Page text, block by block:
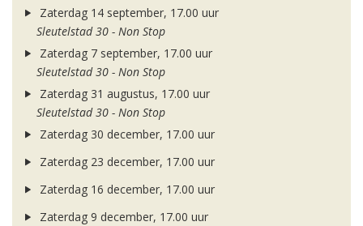
Zaterdag 14 september, 17.00 uur
Sleutelstad 30 - Non Stop
Zaterdag 7 september, 17.00 uur
Sleutelstad 30 - Non Stop
Zaterdag 31 augustus, 17.00 uur
Sleutelstad 30 - Non Stop
Zaterdag 30 december, 17.00 uur
Zaterdag 23 december, 17.00 uur
Zaterdag 16 december, 17.00 uur
Zaterdag 9 december, 17.00 uur